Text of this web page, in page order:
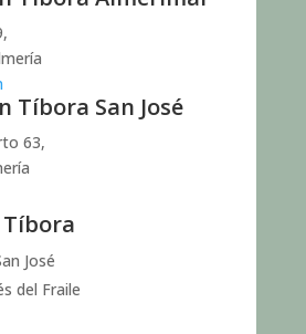
Tíbora San José
63,
Tíbora
José
del Fraile